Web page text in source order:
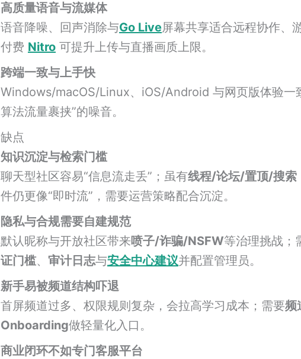
高质量语音与流媒体
语音降噪、回声消除与Go Live屏幕共享适合远程协作、
付费 Nitro 可提升上传与直播画质上限。
跨端一致与上手快
Windows/macOS/Linux、iOS/Android 与网页版体验一
算法流量裹挟”的噪音。
缺点
知识沉淀与检索门槛
聊天型社区容易“信息流走丢”；虽有线程/论坛/置顶/搜索
件仍更像“即时流”，需要运营策略配合沉淀。
隐私与合规需要自建规范
默认昵称与开放社区带来喷子/诈骗/NSFW等治理挑战；
证门槛、 审计日志与安全中心建议并配置管理员。
新手易被频道结构吓退
首屏频道过多、权限规则复杂，会拉高学习成本；需要频
Onboarding做轻量化入口。
商业闭环不如专门客服平台